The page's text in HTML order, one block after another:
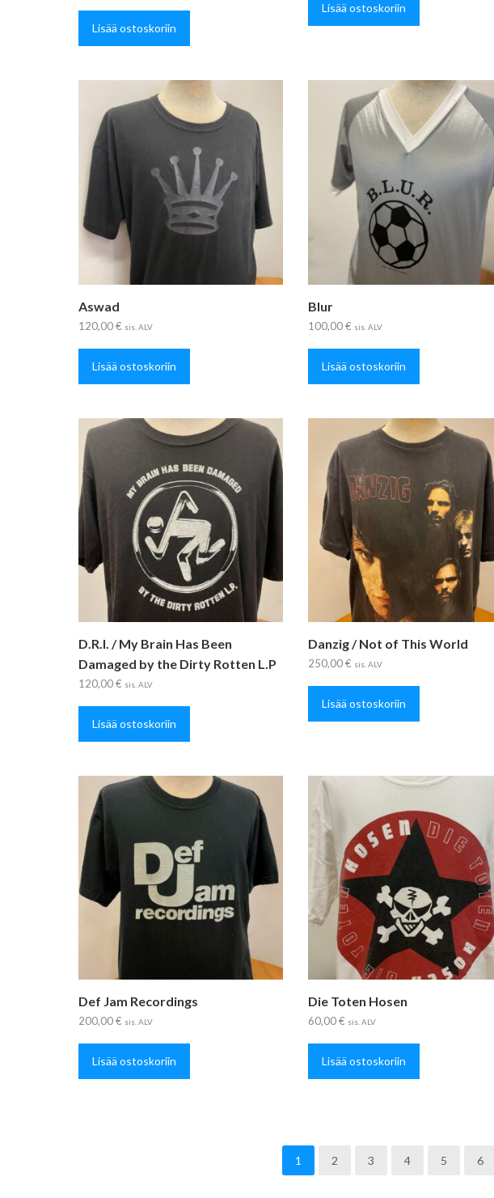
Lisää ostoskoriin
Lisää ostoskoriin
Aswad
120,00€ sis. ALV
Lisää ostoskoriin
Blur
100,00€ sis. ALV
Lisää ostoskoriin
D.R.I. / My Brain Has Been
Damaged by the Dirty Rotten L.P
120,00€ sis. ALV
Lisää ostoskoriin
Danzig / Not of This World
250,00€ sis. ALV
Lisää ostoskoriin
Def Jam Recordings
200,00€ sis. ALV
Lisää ostoskoriin
Die Toten Hosen
60,00€ sis. ALV
Lisää ostoskoriin
1 2 3 4 5 6